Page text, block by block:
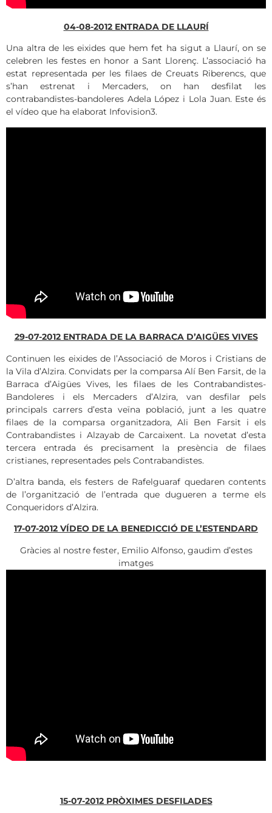
04-08-2012 ENTRADA DE LLAURÍ
Una altra de les eixides que hem fet ha sigut a Llaurí, on se
celebren les festes en honor a Sant Llorenç. L’associació ha
estat representada per les filaes de Creuats Riberencs, que
s’han estrenat i Mercaders, on han desfilat les
contrabandistes-bandoleres Adela López i Lola Juan. Este és
el vídeo que ha elaborat Infovision3.
29-07-2012 ENTRADA DE LA BARRACA D’AIGÜES VIVES
Continuen les eixides de l’Associació de Moros i Cristians de
la Vila d’Alzira. Convidats per la comparsa Alí Ben Farsit, de la
Barraca d’Aigües Vives, les filaes de les Contrabandistes-
Bandoleres i els Mercaders d’Alzira, van desfilar pels
principals carrers d’esta veïna població, junt a les quatre
filaes de la comparsa organitzadora, Ali Ben Farsit i els
Contrabandistes i Alzayab de Carcaixent. La novetat d’esta
tercera entrada és precisament la presència de filaes
cristianes, representades pels Contrabandistes.
D’altra banda, els festers de Rafelguaraf quedaren contents
de l’organització de l’entrada que dugueren a terme els
Conqueridors d’Alzira.
17-07-2012 VÍDEO DE LA BENEDICCIÓ DE L’ESTENDARD
Gràcies al nostre fester, Emilio Alfonso, gaudim d’estes
imatges
15-07-2012 PRÒXIMES DESFILADES